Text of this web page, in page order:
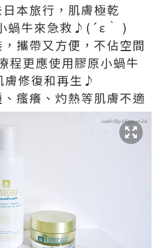
本旅行，肌膚極乾
蝸牛來急救♪(´ε｀ )
攜帶又方便，不佔空間
程更應使用膠原小蝸牛
膚修復和再生♪
瘙癢、灼熱等肌膚不適